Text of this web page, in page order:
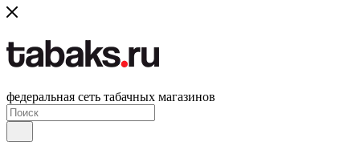
федеральная сеть табачных магазинов